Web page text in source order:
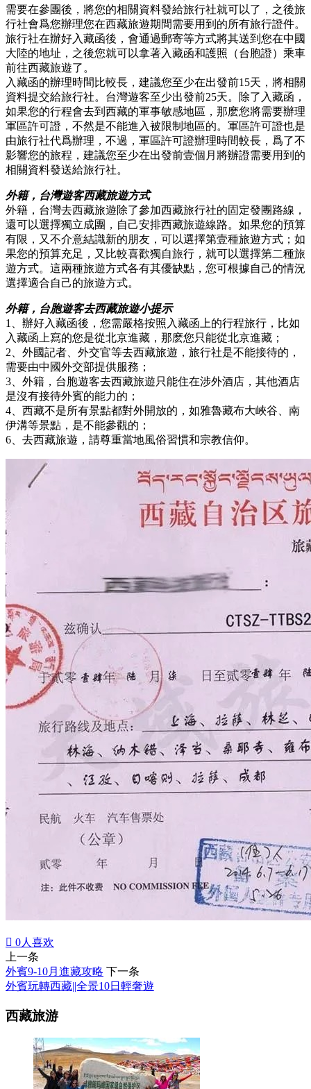
需要在參團後，將您的相關資料發給旅行社就可以了，之後旅
行社會爲您辦理您在西藏旅遊期間需要用到的所有旅行證件。
旅行社在辦好入藏函後，會通過郵寄等方式將其送到您在中國
大陸的地址，之後您就可以拿著入藏函和護照（台胞證）乘車
前往西藏旅遊了。
入藏函的辦理時間比較長，建議您至少在出發前15天，將相關
資料提交給旅行社。台灣遊客至少出發前25天。除了入藏函，
如果您的行程會去到西藏的軍事敏感地區，那麽您將需要辦理
軍區許可證，不然是不能進入被限制地區的。軍區許可證也是
由旅行社代爲辦理，不過，軍區許可證辦理時間較長，爲了不
影響您的旅程，建議您至少在出發前壹個月將辦證需要用到的
相關資料發送給旅行社。
外籍，台灣遊客西藏旅遊方式
外籍，台灣去西藏旅遊除了參加西藏旅行社的固定發團路線，
還可以選擇獨立成團，自己安排西藏旅遊線路。如果您的預算
有限，又不介意結識新的朋友，可以選擇第壹種旅遊方式；如
果您的預算充足，又比較喜歡獨自旅行，就可以選擇第二種旅
遊方式。這兩種旅遊方式各有其優缺點，您可根據自己的情況
選擇適合自己的旅遊方式。
外籍，台胞遊客去西藏旅遊小提示
1、辦好入藏函後，您需嚴格按照入藏函上的行程旅行，比如
入藏函上寫的您是從北京進藏，那麽您只能從北京進藏；
2、外國記者、外交官等去西藏旅遊，旅行社是不能接待的，
需要由中國外交部提供服務；
3、外籍，台胞遊客去西藏旅遊只能住在涉外酒店，其他酒店
是沒有接待外賓的能力的；
4、西藏不是所有景點都對外開放的，如雅魯藏布大峽谷、南
伊溝等景點，是不能參觀的；
6、去西藏旅遊，請尊重當地風俗習慣和宗教信仰。
 0人喜欢
上一条
外賓9-10月進藏攻略 下一条
外賓玩轉西藏||全景10日輕奢遊
西藏旅游